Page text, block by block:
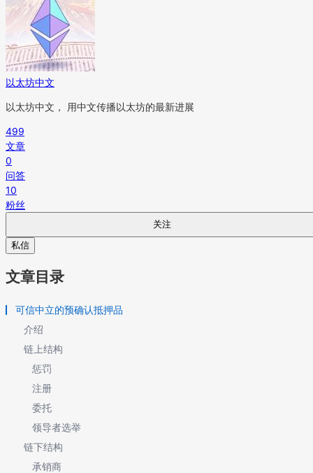
以太坊中文
以太坊中文， 用中文传播以太坊的最新进展
499
文章
0
问答
10
粉丝
关注
私信
文章目录
可信中立的预确认抵押品
介绍
链上结构
惩罚
注册
委托
领导者选举
链下结构
承销商